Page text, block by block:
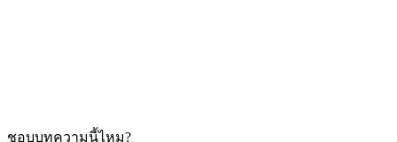
ชอบบทความนี้ไหม?